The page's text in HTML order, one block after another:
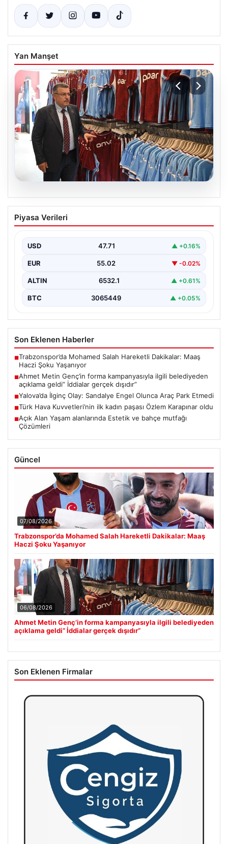
Yan Manşet
06.08.2026
Ahmet Metin Genç’in forma
kampanyasıyla ilgili belediyeden
Piyasa Verileri
USD 47.71 ▲ +0.16%
EUR 55.02 ▼ -0.02%
ALTIN 6532.1 ▲ +0.61%
BTC 3065449 ▲ +0.05%
Son Eklenen Haberler
■Trabzonspor’da Mohamed Salah Hareketli Dakikalar: Maaş
Haczi Şoku Yaşanıyor
■Ahmet Metin Genç’in forma kampanyasıyla ilgili belediyeden
açıklama geldi” İddialar gerçek dışıdır”
■Yalova’da İlginç Olay: Sandalye Engel Olunca Araç Park Etmedi
■Türk Hava Kuvvetleri’nin ilk kadın paşası Özlem Karapınar oldu
■Açık Alan Yaşam alanlarında Estetik ve bahçe mutfağı
Çözümleri
Güncel
07/08/2026
Trabzonspor’da Mohamed Salah Hareketli Dakikalar: Maaş
Haczi Şoku Yaşanıyor
06/08/2026
Ahmet Metin Genç’in forma kampanyasıyla ilgili belediyeden
açıklama geldi” İddialar gerçek dışıdır”
Son Eklenen Firmalar